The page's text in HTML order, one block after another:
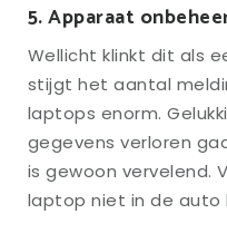
5. Apparaat
Wellicht klinkt dit als
stijgt het aantal
laptops enorm.
gegevens verloren
is gewoon vervelend.
laptop niet in de auto